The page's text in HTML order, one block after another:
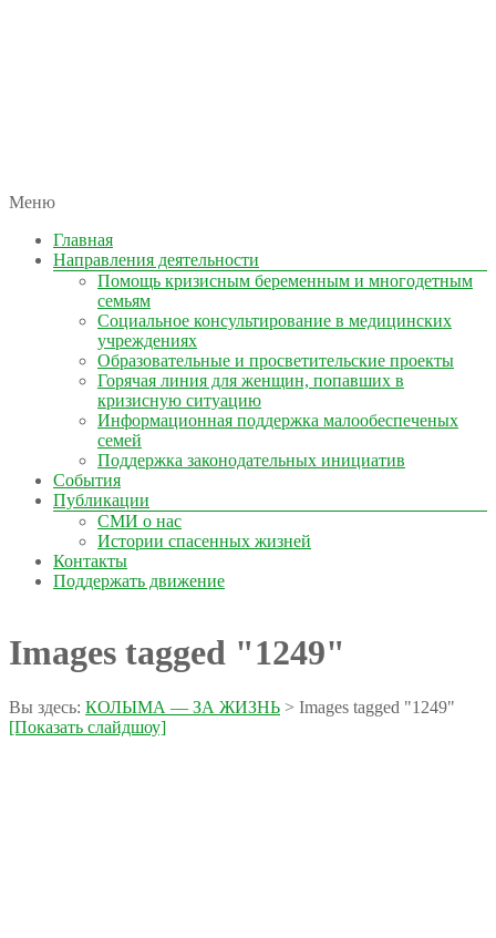
КОЛЫМА — ЗА ЖИЗНЬ
автономная некоммерческая организация
Меню
Главная
Направления деятельности
Помощь кризисным беременным и многодетным
семьям
Социальное консультирование в медицинских
учреждениях
Образовательные и просветительские проекты
Горячая линия для женщин, попавших в
кризисную ситуацию
Информационная поддержка малообеспеченых
семей
Поддержка законодательных инициатив
События
Публикации
СМИ о нас
Истории спасенных жизней
Контакты
Поддержать движение
Images tagged "1249"
Вы здесь: КОЛЫМА — ЗА ЖИЗНЬ > Images tagged "1249"
[Показать слайдшоу]